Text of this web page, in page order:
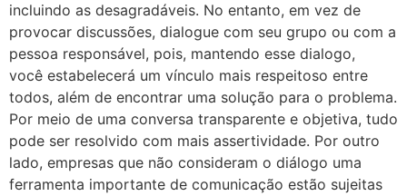
incluindo as desagradáveis. No entanto, em vez de
provocar discussões, dialogue com seu grupo ou com a
pessoa responsável, pois, mantendo esse dialogo,
você estabelecerá um vínculo mais respeitoso entre
todos, além de encontrar uma solução para o problema.
Por meio de uma conversa transparente e objetiva, tudo
pode ser resolvido com mais assertividade. Por outro
lado, empresas que não consideram o diálogo uma
ferramenta importante de comunicação estão sujeitas